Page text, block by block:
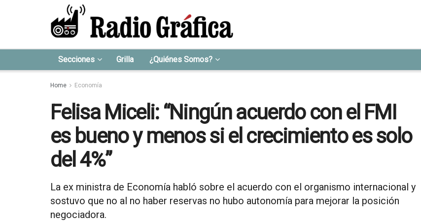
Secciones Grilla ¿Quiénes Somos?
Home Economía
Felisa Miceli: “Ningún acuerdo con el FMI
es bueno y menos si el crecimiento es solo
del 4%”
La ex ministra de Economía habló sobre el acuerdo con el organismo internacional y
sostuvo que no al no haber reservas no hubo autonomía para mejorar la posición
negociadora.